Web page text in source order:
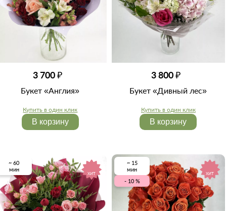
3 700 ₽
Букет «Англия»
Купить в один клик
В корзину
3 800 ₽
Букет «Дивный лес»
Купить в один клик
В корзину
ХИТ
~ 60
мин
ХИТ
~ 15
мин
- 10 %